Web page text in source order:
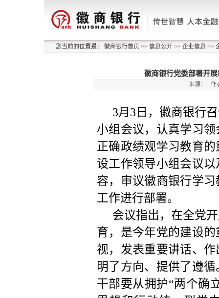
您当前的位置是： 徽商银行首页 >> 信息公开 >> 企业信息 >>
徽商银行党委部署开
来源： 作